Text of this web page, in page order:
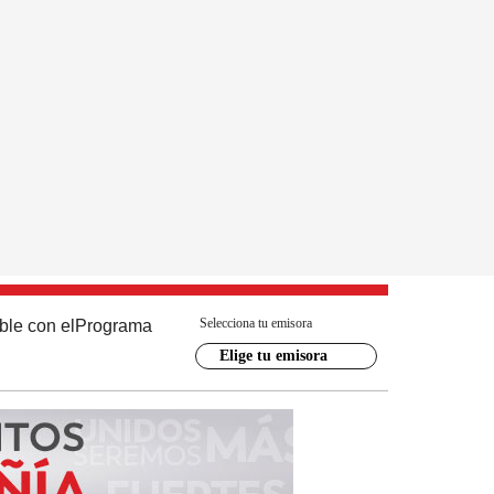
con el Programa Selecciona tu emisora
Elige tu emisora